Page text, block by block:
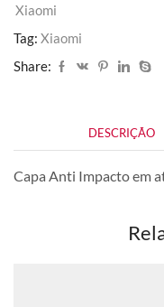
Xiaomi
Tag: Xiaomi
Share:
DESCRIÇÃO
Capa Anti Impacto em